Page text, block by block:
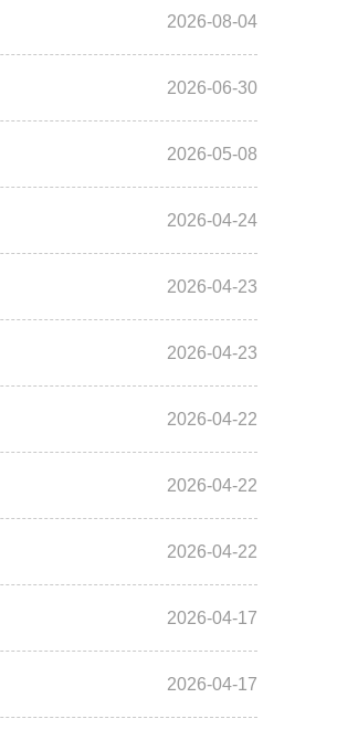
2026-08-04
2026-06-30
2026-05-08
2026-04-24
2026-04-23
2026-04-23
2026-04-22
2026-04-22
2026-04-22
2026-04-17
2026-04-17